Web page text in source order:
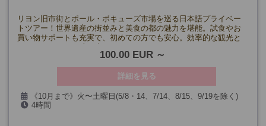
リヨン旧市街とポール・ボキューズ市場を巡る日本語プライベー
トツアー！世界遺産の街並みと美食の都の魅力を堪能。試食やお
買い物サポートも充実で、初めての方でも安心。効率的な観光と
100.00 EUR
詳細を見る
《10月まで》火〜土曜日(5/8・14、7/14、8/15、9/19を除く)
《11月～》火～日曜日(11/1・11、12/12~1/3を除く)
4時間